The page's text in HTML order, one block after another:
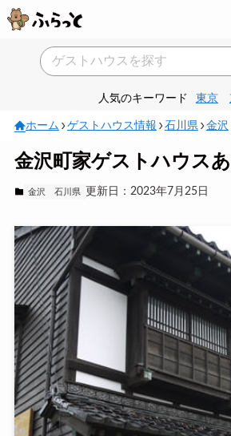
人気のキーワード 東京
ホーム ゲストハウス情報 石川県 金沢
金沢町家ゲストハウス
金沢 石川県 更新日：2023年7月25日